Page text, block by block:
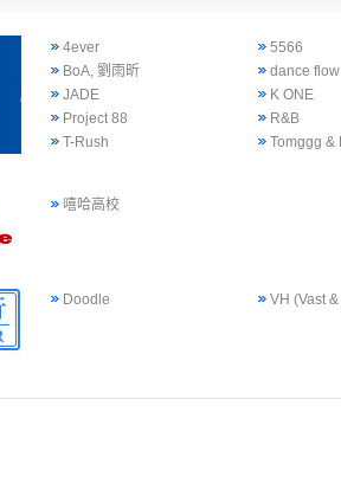
4ever
5566
BoA, 劉雨昕
dance flow
JADE
K ONE
Project 88
R&B
T-Rush
Tomggg &
嘻哈高校
Doodle VH (Vast